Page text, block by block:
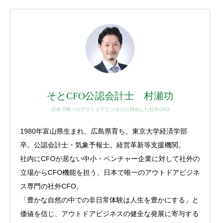
そとCFO公認会計士 村瀬功
日本で唯一のアウトドアビジネスに特化した社外CFO
1980年富山県生まれ、広島県育ち。東京大学経済学部
卒。公認会計士・気象予報士。経営革新等支援機関。
社内にCFOが居ない中小・ベンチャー企業に対して社外の
立場からCFO機能を担う、日本で唯一のアウトドアビジネ
ス専門の社外CFO。
「豊かな自然の中での非日常体験は人生を豊かにする」と
価値を信じ、アウトドアビジネスの健全な発展に寄与する